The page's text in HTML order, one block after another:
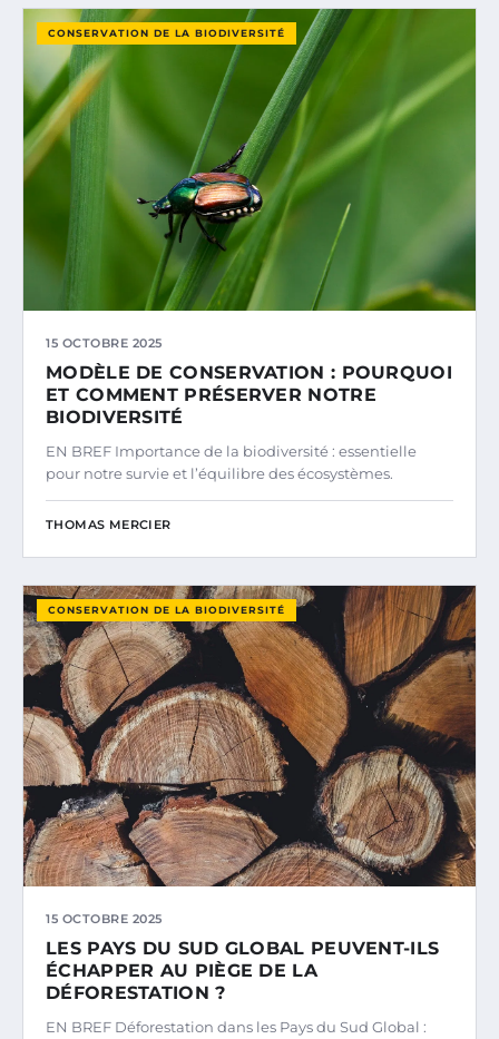
CONSERVATION DE LA BIODIVERSITÉ
15 OCTOBRE 2025
MODÈLE DE CONSERVATION : POURQUOI
ET COMMENT PRÉSERVER NOTRE
BIODIVERSITÉ
EN BREF Importance de la biodiversité : essentielle
pour notre survie et l’équilibre des écosystèmes.
THOMAS MERCIER
CONSERVATION DE LA BIODIVERSITÉ
15 OCTOBRE 2025
LES PAYS DU SUD GLOBAL PEUVENT-ILS
ÉCHAPPER AU PIÈGE DE LA
DÉFORESTATION ?
EN BREF Déforestation dans les Pays du Sud Global :